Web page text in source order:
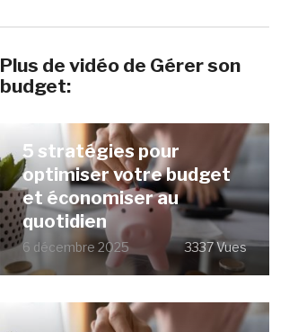
Plus de vidéo de Gérer son
budget:
5 stratégies pour
optimiser votre budget
et économiser au
quotidien
6 décembre 2025 3337 Vues